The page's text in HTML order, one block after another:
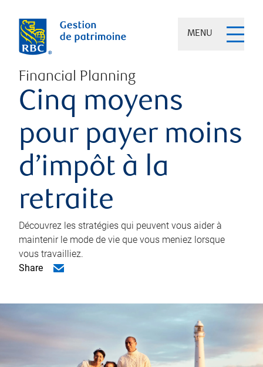
MENU
Financial Planning
Cinq moyens
pour payer moins
d’impôt à la
retraite
Découvrez les stratégies qui peuvent vous aider à
maintenir le mode de vie que vous meniez lorsque
vous travailliez.
Share